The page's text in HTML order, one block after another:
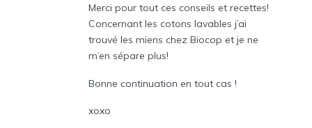
Merci pour tout ces conseils et recettes!
Concernant les cotons lavables j’ai
trouvé les miens chez Biocop et je ne
m’en sépare plus!
Bonne continuation en tout cas !
xoxo